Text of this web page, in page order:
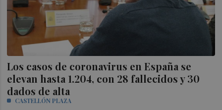
Los casos de coronavirus en España se
elevan hasta 1.204, con 28 fallecidos y 30
dados de alta
CASTELLÓN PLAZA